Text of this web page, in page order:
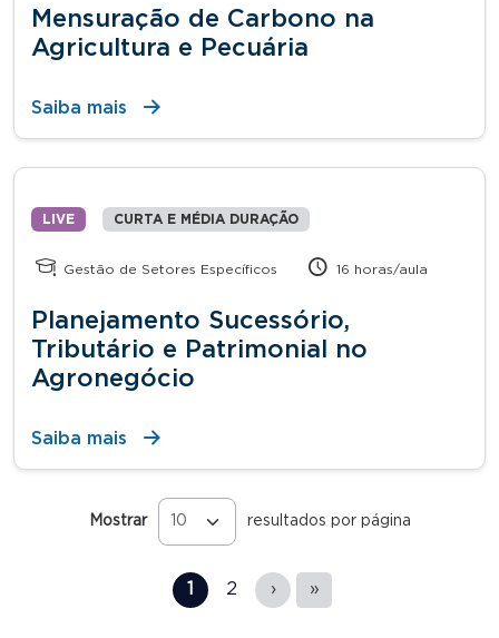
Mensuração de Carbono na
Agricultura e Pecuária
Saiba mais
LIVE CURTA E MÉDIA DURAÇÃO
Gestão de Setores Específicos 16 horas/aula
Planejamento Sucessório,
Tributário e Patrimonial no
Agronegócio
Saiba mais
Mostrar resultados por página
1 2 › »